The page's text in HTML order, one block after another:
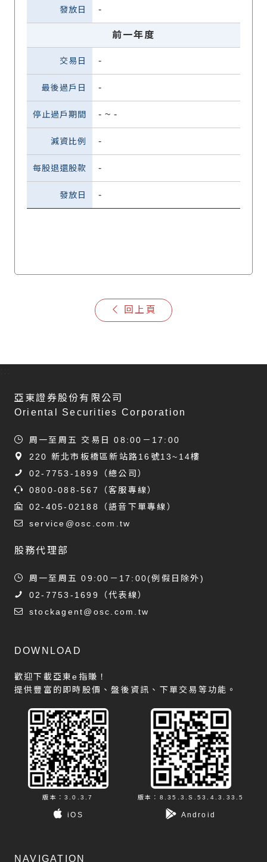
-
前一年度
-
-
- ~ -
-
-
-
回上頁
亞東證券股份有限公司
Oriental Securities Corporation
周一至周五 交易日 08:00－17:00
220 新北市板橋區新站路16號13~14樓
02-7753-1899
（總公司）
0800-088-567
（客服專線）
02-405-02188
（語音下單專線）
service@osc.com.tw
股務代理部
周一至周五 09:00－17:00(例假日除外)
02-7753-1699
（代表線）
stockagent@osc.com.tw
DOWNLOAD
歡迎下載亞東e指賺！
提供豐富的即時股價、盤後資訊、下單交易等功能。
版本：3.0.3.7
iOS
版本：8.35.3.S.53.4.3.33.5
Android
NAVIGATION